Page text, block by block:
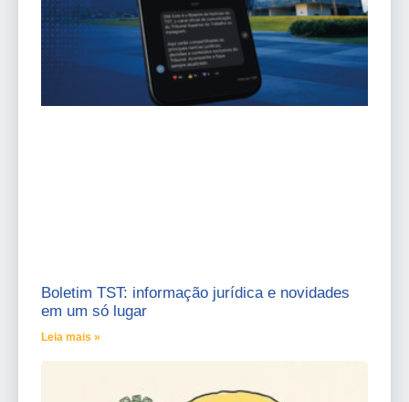
Boletim TST: informação jurídica e novidades
em um só lugar
Leia mais »